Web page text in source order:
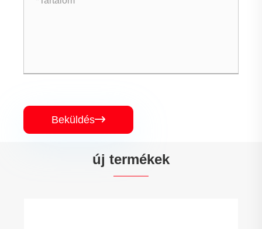
Beküldés
új termékek